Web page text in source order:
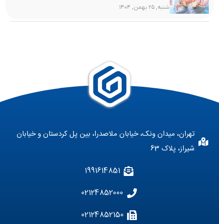
شنبه, ۲۵ بهمن, ۱۴۰۴
تهران، میدان ونک، خیابان ملاصدرا، بین پل کردستان و خیابان
شیراز، پلاک 63
1991614851
02124852000
02124852150